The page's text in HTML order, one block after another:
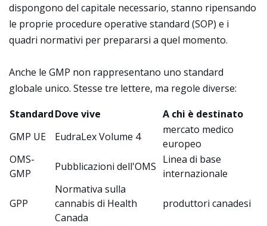
dispongono del capitale necessario, stanno ripensando
le proprie procedure operative standard (SOP) e i
quadri normativi per prepararsi a quel momento.
Anche le GMP non rappresentano uno standard
globale unico. Stesse tre lettere, ma regole diverse:
StandardDove vive
A chi è destinato
GMP UE
EudraLex Volume 4
mercato medico
europeo
OMS-
GMP
Pubblicazioni dell'OMS
Linea di base
internazionale
GPP
Normativa sulla
cannabis di Health
Canada
produttori canadesi